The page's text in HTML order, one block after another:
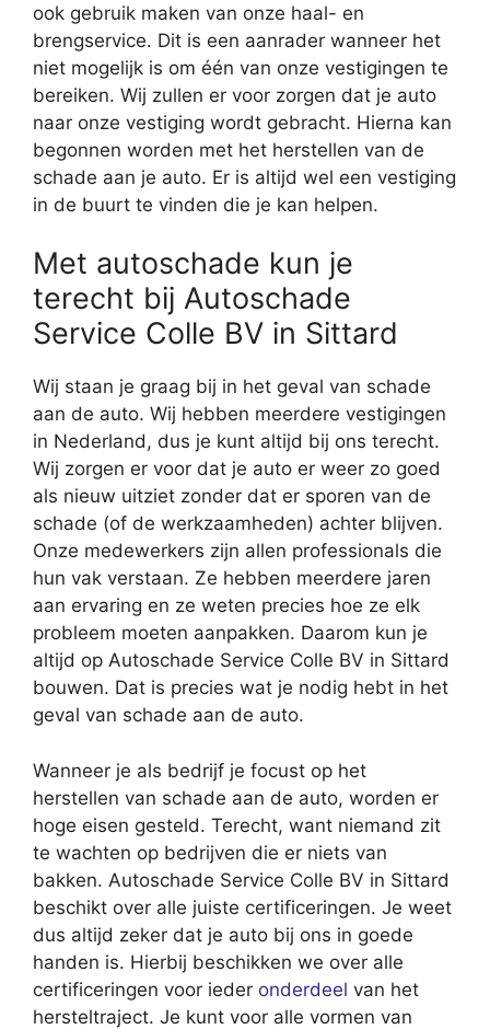
ook gebruik maken van onze haal- en
brengservice. Dit is een aanrader wanneer het
niet mogelijk is om één van onze vestigingen te
bereiken. Wij zullen er voor zorgen dat je auto
naar onze vestiging wordt gebracht. Hierna kan
begonnen worden met het herstellen van de
schade aan je auto. Er is altijd wel een vestiging
in de buurt te vinden die je kan helpen.
Met autoschade kun je
terecht bij Autoschade
Service Colle BV in Sittard
Wij staan je graag bij in het geval van schade
aan de auto. Wij hebben meerdere vestigingen
in Nederland, dus je kunt altijd bij ons terecht.
Wij zorgen er voor dat je auto er weer zo goed
als nieuw uitziet zonder dat er sporen van de
schade (of de werkzaamheden) achter blijven.
Onze medewerkers zijn allen professionals die
hun vak verstaan. Ze hebben meerdere jaren
aan ervaring en ze weten precies hoe ze elk
probleem moeten aanpakken. Daarom kun je
altijd op Autoschade Service Colle BV in Sittard
bouwen. Dat is precies wat je nodig hebt in het
geval van schade aan de auto.
Wanneer je als bedrijf je focust op het
herstellen van schade aan de auto, worden er
hoge eisen gesteld. Terecht, want niemand zit
te wachten op bedrijven die er niets van
bakken. Autoschade Service Colle BV in Sittard
beschikt over alle juiste certificeringen. Je weet
dus altijd zeker dat je auto bij ons in goede
handen is. Hierbij beschikken we over alle
certificeringen voor ieder onderdeel van het
hersteltraject. Je kunt voor alle vormen van